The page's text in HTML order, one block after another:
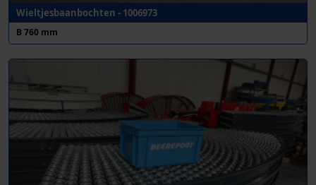
Wieltjesbaanbochten - 1006973
B 760 mm